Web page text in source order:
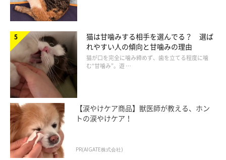
まいにちのねこのきもちアプリ投稿写真より
ツンデレな性格も、「猫だから許せる」「猫だからこそかわい
い」という飼い主さんが多数でした！
やはり飼い主さんにとって愛猫は、絶対的で特別な存在といえそ
うですね。
『ねこのきもちアンケート vol.8』
猫は甘噛みする相手を選んでる？ 選ば
れやすい人の傾向と甘噛みの理由
猫が口を完全に噛み締めず、歯を立てる程度に噛
む“甘噛み”。遊 …
【涙やけケア商品】獣医師が教える、ホン
トの涙やけケア！
PR(AIGATE株式会社)